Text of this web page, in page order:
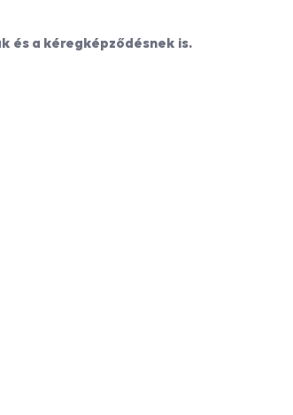
és a kéregképződésnek is.